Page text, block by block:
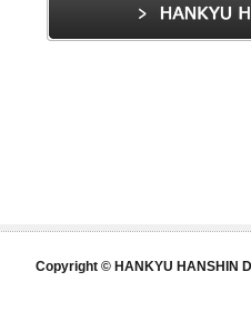
Copyright © HANKYU HANSHIN